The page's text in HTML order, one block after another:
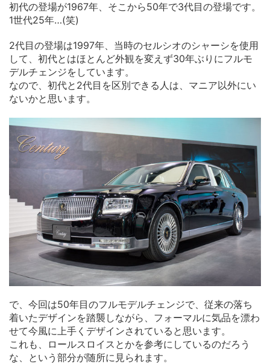
初代の登場が1967年、そこから50年で3代目の登場です。
1世代25年…(笑)
2代目の登場は1997年、当時のセルシオのシャーシを使用
して、初代とはほとんど外観を変えず30年ぶりにフルモ
デルチェンジをしています。
なので、初代と2代目を区別できる人は、マニア以外にい
ないかと思います。
で、今回は50年目のフルモデルチェンジで、従来の落ち
着いたデザインを踏襲しながら、フォーマルに気品を漂わ
せて今風に上手くデザインされていると思います。
これも、ロールスロイスとかを参考にしているのだろう
な、という部分が随所に見られます。